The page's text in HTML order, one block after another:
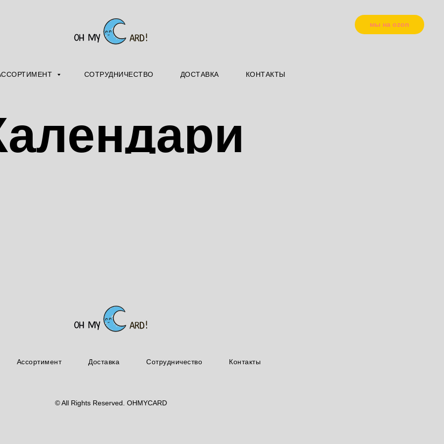
мы на ozon
СОТРУДНИЧЕСТВО ДОСТАВКА КОНТАКТЫ
Ассортимент Доставка Сотрудничество Контакты
© All Rights Reserved. OHMYCARD